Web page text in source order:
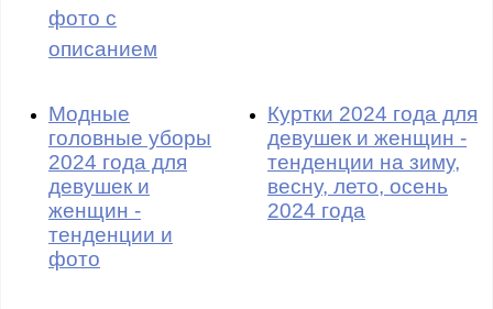
фото с
описанием
Модные
головные уборы
2024 года для
девушек и
женщин -
тенденции и
фото
Куртки 2024 года для
девушек и женщин -
тенденции на зиму,
весну, лето, осень
2024 года